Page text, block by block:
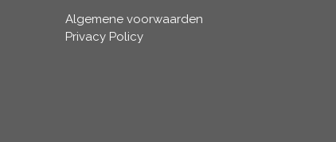
Algemene voorwaarden
Privacy Policy